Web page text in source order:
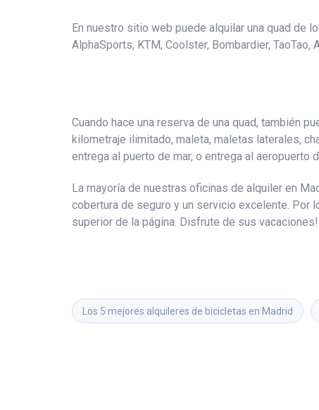
En nuestro sitio web puede alquilar una quad de
AlphaSports, KTM, Coolster, Bombardier, TaoTao,
Cuando hace una reserva de una quad, también
kilometraje ilimitado, maleta, maletas laterales,
entrega al puerto de mar, o entrega al aeropuerto
La mayoría de nuestras oficinas de alquiler en
cobertura de seguro y un servicio excelente. Por
superior de la página. Disfrute de sus vacaciones!
Los 5 mejores alquileres de bicicletas en Madrid